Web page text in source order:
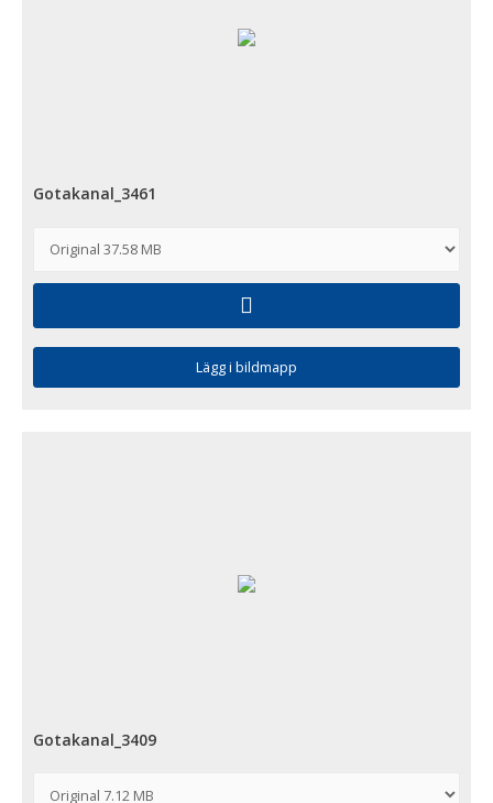
Gotakanal_3461
Lägg i bildmapp
Gotakanal_3409